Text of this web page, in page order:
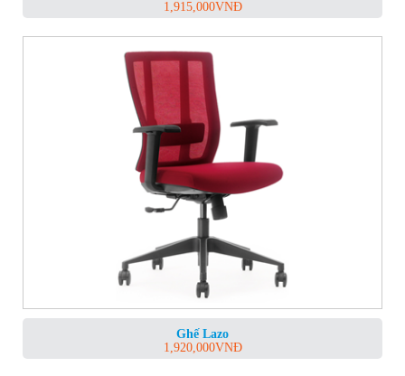
1,915,000VNĐ
Ghế Lazo
1,920,000VNĐ